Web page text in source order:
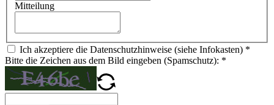
Mitteilung
Ich akzeptiere die Datenschutzhinweise (siehe Infokasten) *
Bitte die Zeichen aus dem Bild eingeben (Spamschutz): *